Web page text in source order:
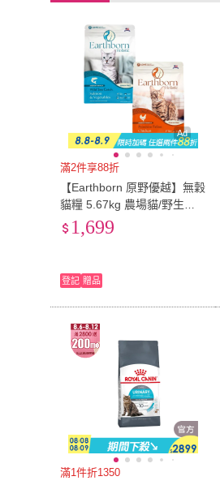
Ad
滿2件享88折
【Earthborn 原野優越】無穀
貓糧 5.67kg 農場貓/野生魚
(美毛護膚/豐富蔬果/益生菌/
無穀無麩質/貓糧)
1,699
登記 贈品
滿1件折1350